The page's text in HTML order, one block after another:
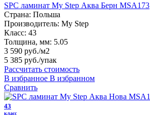
SPC ламинат My Step Аква Берн MSA173
Страна: Польша
Производитель: My Step
Класс: 43
Толщина, мм: 5.05
3 590 руб./м2
5 385 руб./упак
Рассчитать стоимость
В избранное В избранном
Сравнить
43
класс